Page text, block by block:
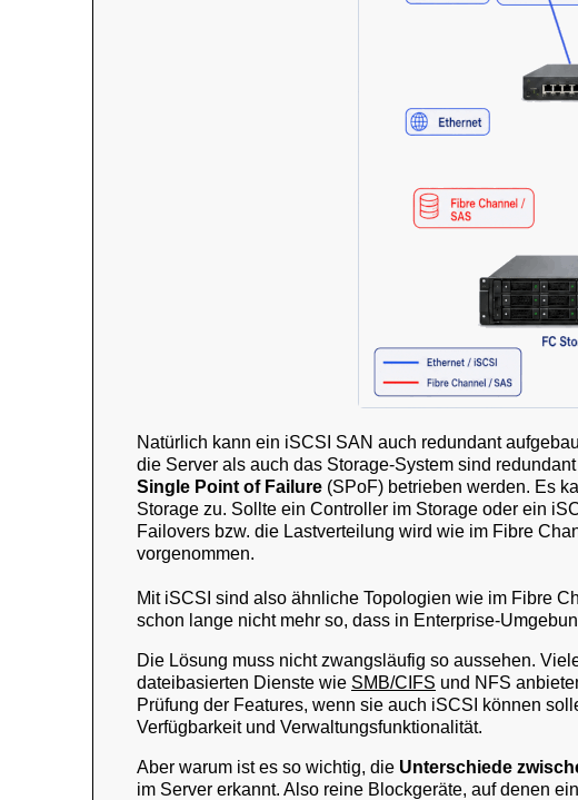
Natürlich kann ein iSCSI SAN auch redundant
die Server als auch das Storage-System sind
Single Point of Failure (SPoF) betrieben werden. Es
Storage zu. Sollte ein Controller im Storage oder ein
Failovers bzw. die Lastverteilung wird wie im Fibre
vorgenommen.
Mit iSCSI sind also ähnliche Topologien wie im Fibre
schon lange nicht mehr so, dass in Enterprise-
Die Lösung muss nicht zwangsläufig so aussehen.
dateibasierten Dienste wie SMB/CIFS und NFS
Prüfung der Features, wenn sie auch iSCSI können
Verfügbarkeit und Verwaltungsfunktionalität.
Aber warum ist es so wichtig, die Unterschiede
im Server erkannt. Also reine Blockgeräte, auf denen